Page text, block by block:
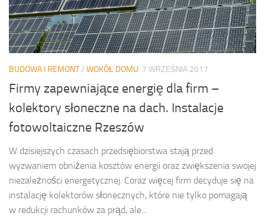
BUDOWA I REMONT/ WOKÓŁ DOMU 7 WRZEŚNIA 2017
Firmy zapewniające energię dla firm –
kolektory słoneczne na dach. Instalacje
fotowoltaiczne Rzeszów
W dzisiejszych czasach przedsiębiorstwa stają przed
wyzwaniem obniżenia kosztów energii oraz zwiększenia swojej
niezależności energetycznej. Coraz więcej firm decyduje się na
instalację kolektorów słonecznych, które nie tylko pomagają
w redukcji rachunków za prąd, ale...